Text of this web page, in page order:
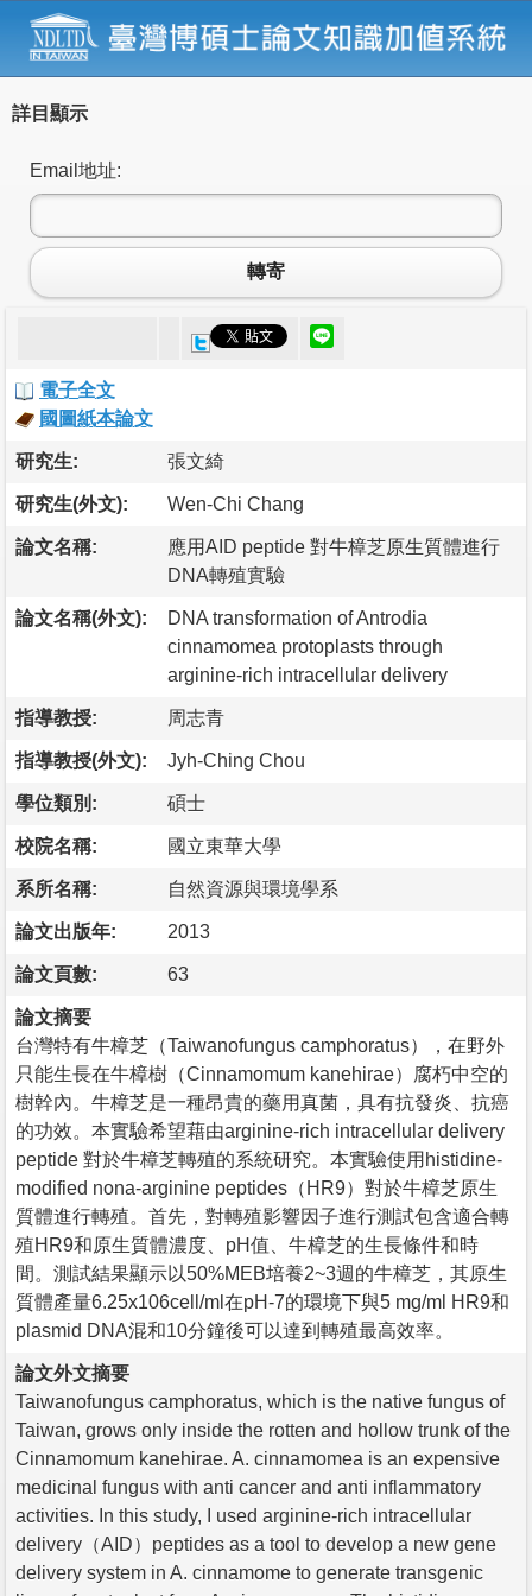
詳目顯示
Email地址:
轉寄
電子全文
國圖紙本論文
研究生: 張文綺
研究生(外文): Wen-Chi Chang
論文名稱:
應用AID peptide 對牛樟芝原生質體進行
DNA轉殖實驗
論文名稱(外文):
DNA transformation of Antrodia
cinnamomea protoplasts through
arginine-rich intracellular delivery
指導教授: 周志青
指導教授(外文): Jyh-Ching Chou
學位類別: 碩士
校院名稱: 國立東華大學
系所名稱: 自然資源與環境學系
論文出版年: 2013
論文頁數: 63
論文摘要
台灣特有牛樟芝（Taiwanofungus camphoratus），在野外
只能生長在牛樟樹（Cinnamomum kanehirae）腐朽中空的
樹幹內。牛樟芝是一種昂貴的藥用真菌，具有抗發炎、抗癌
的功效。本實驗希望藉由arginine-rich intracellular delivery
peptide 對於牛樟芝轉殖的系統研究。本實驗使用histidine-
modified nona-arginine peptides（HR9）對於牛樟芝原生
質體進行轉殖。首先，對轉殖影響因子進行測試包含適合轉
殖HR9和原生質體濃度、pH值、牛樟芝的生長條件和時
間。測試結果顯示以50%MEB培養2~3週的牛樟芝，其原生
質體產量6.25x106cell/ml在pH-7的環境下與5 mg/ml HR9和
plasmid DNA混和10分鐘後可以達到轉殖最高效率。
論文外文摘要
Taiwanofungus camphoratus, which is the native fungus of
Taiwan, grows only inside the rotten and hollow trunk of the
Cinnamomum kanehirae. A. cinnamomea is an expensive
medicinal fungus with anti cancer and anti inflammatory
activities. In this study, I used arginine-rich intracellular
delivery（AID）peptides as a tool to develop a new gene
delivery system in A. cinnamome to generate transgenic